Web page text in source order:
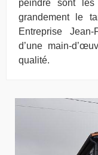
peindre sont
grandement le
Entreprise
d’une main-
qualité.